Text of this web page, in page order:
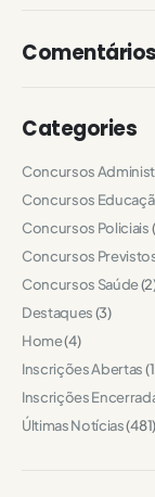
Comentários
Categories
Concursos
Concursos
Concursos Policiais
Concursos
Concursos Saúde
Destaques(3)
Home(4)
Inscrições Abertas
Inscrições
Últimas Notícias(481)